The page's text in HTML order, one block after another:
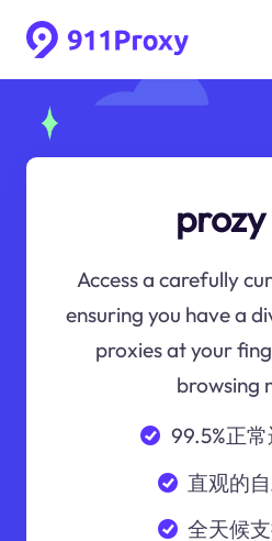
Access a carefully
ensuring you have a
proxies at your
browsing
99.5%正
直观的
全天候